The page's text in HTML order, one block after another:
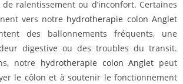
ralentissement ou d’inconfort. Certaines
vers notre hydrotherapie colon Anglet
des ballonnements fréquents, une
digestive ou des troubles du transit.
notre hydrotherapie colon Anglet peut
le côlon et à soutenir le fonctionnement